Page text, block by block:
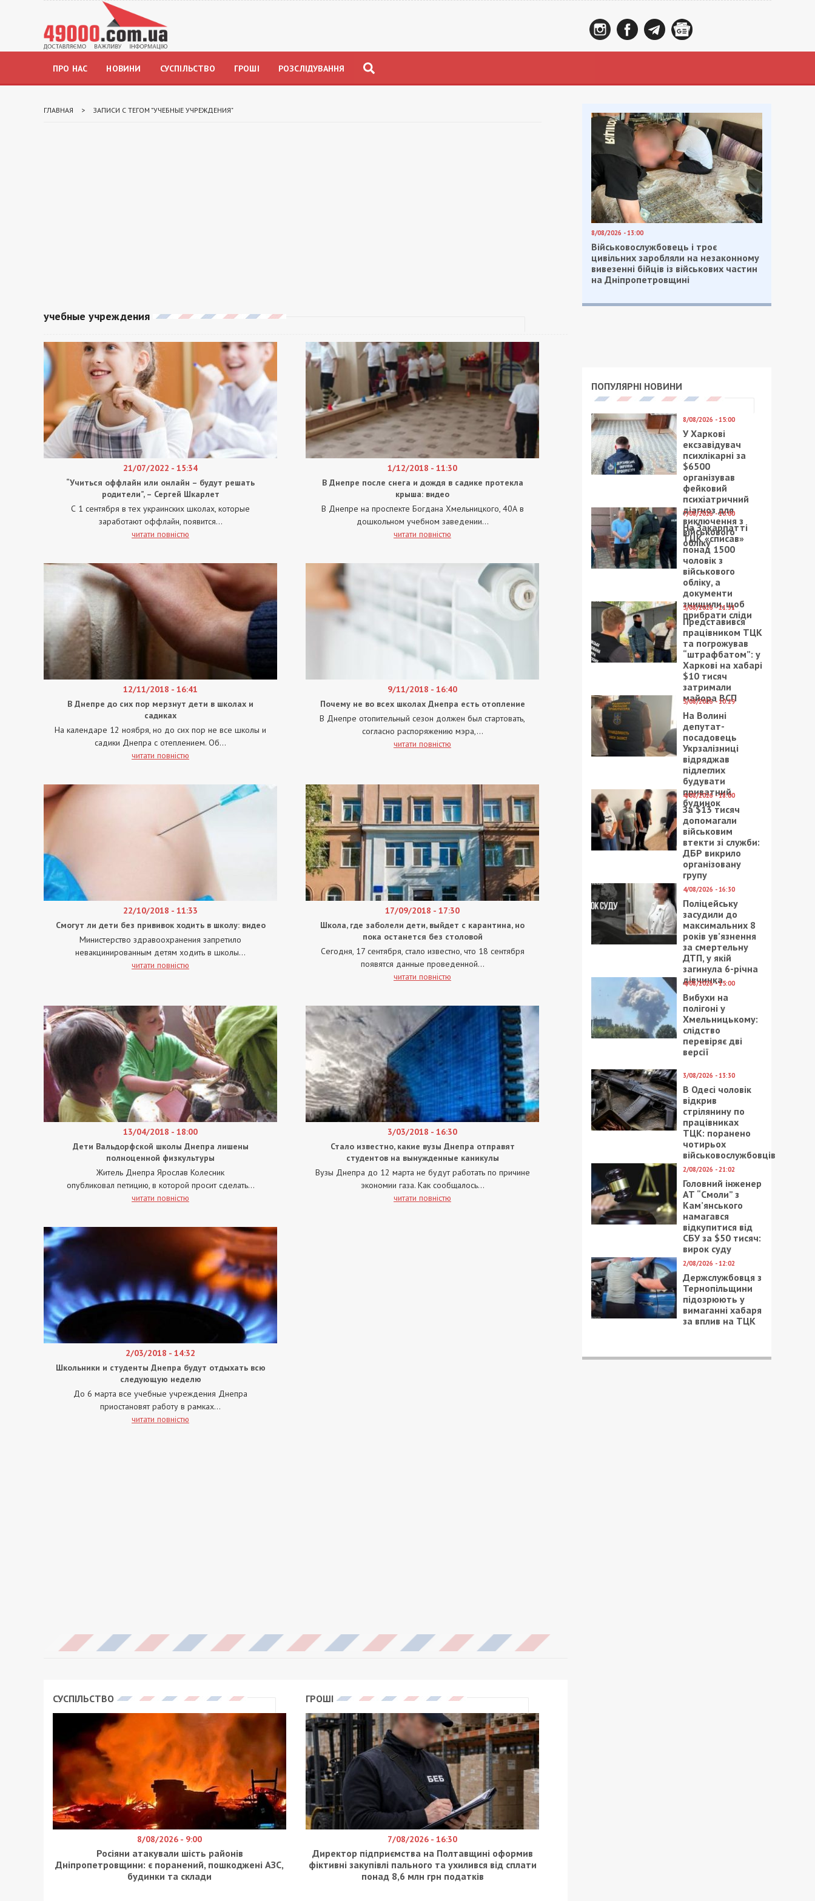
ПРО НАС НОВИНИ СУСПІЛЬСТВО ГРОШІ РОЗСЛІДУВАННЯ
ГЛАВНАЯ > ЗАПИСИ С ТЕГОМ "УЧЕБНЫЕ УЧРЕЖДЕНИЯ"
учебные учреждения
21/07/2022 - 15:34
“Учиться оффлайн или онлайн – будут решать
родители”, – Сергей Шкарлет
С 1 сентября в тех украинских школах, которые
заработают оффлайн, появится...
читати повністю
1/12/2018 - 11:30
В Днепре после снега и дождя в садике протекла
крыша: видео
В Днепре на проспекте Богдана Хмельницкого, 40А в
дошкольном учебном заведении...
читати повністю
12/11/2018 - 16:41
В Днепре до сих пор мерзнут дети в школах и
садиках
На календаре 12 ноября, но до сих пор не все школы и
садики Днепра с отеплением. Об...
читати повністю
9/11/2018 - 16:40
Почему не во всех школах Днепра есть отопление
В Днепре отопительный сезон должен был стартовать,
согласно распоряжению мэра,...
читати повністю
22/10/2018 - 11:33
Смогут ли дети без прививок ходить в школу: видео
Министерство здравоохранения запретило
невакцинированным детям ходить в школы...
читати повністю
17/09/2018 - 17:30
Школа, где заболели дети, выйдет с карантина, но
пока останется без столовой
Сегодня, 17 сентября, стало известно, что 18 сентября
появятся данные проведенной...
читати повністю
13/04/2018 - 18:00
Дети Вальдорфской школы Днепра лишены
полноценной физкультуры
Житель Днепра Ярослав Колесник
опубликовал петицию, в которой просит сделать...
читати повністю
3/03/2018 - 16:30
Стало известно, какие вузы Днепра отправят
студентов на вынужденные каникулы
Вузы Днепра до 12 марта не будут работать по причине
экономии газа. Как сообщалось...
читати повністю
2/03/2018 - 14:32
Школьники и студенты Днепра будут отдыхать всю
следующую неделю
До 6 марта все учебные учреждения Днепра
приостановят работу в рамках...
читати повністю
СУСПІЛЬСТВО
8/08/2026 - 9:00
Росіяни атакували шість районів
Дніпропетровщини: є поранений, пошкоджені АЗС,
будинки та склади
ГРОШІ
7/08/2026 - 16:30
Директор підприємства на Полтавщині оформив
фіктивні закупівлі пального та ухилився від сплати
понад 8,6 млн грн податків
8/08/2026 - 13:00
Військовослужбовець і троє
цивільних заробляли на незаконному
вивезенні бійців із військових частин
на Дніпропетровщині
ПОПУЛЯРНІ НОВИНИ
8/08/2026 - 15:00
У Харкові
ексзавідувач
психлікарні за
$6500
організував
фейковий
психіатричний
діагноз для
виключення з
військового
обліку
7/08/2026 - 15:00
На Закарпатті
ТЦК «списав»
понад 1500
чоловік з
військового
обліку, а
документи
знищили, щоб
прибрати сліди
5/08/2026 - 21:31
Представився
працівником ТЦК
та погрожував
“штрафбатом”: у
Харкові на хабарі
$10 тисяч
затримали
майора ВСП
5/08/2026 - 10:29
На Волині
депутат-
посадовець
Укрзалізниці
відряджав
підлеглих
будувати
приватний
будинок
4/08/2026 - 18:00
За $13 тисяч
допомагали
військовим
втекти зі служби:
ДБР викрило
організовану
групу
4/08/2026 - 16:30
Поліцейську
засудили до
максимальних 8
років ув’язнення
за смертельну
ДТП, у якій
загинула 6-річна
дівчинка
4/08/2026 - 15:00
Вибухи на
полігоні у
Хмельницькому:
слідство
перевіряє дві
версії
3/08/2026 - 13:30
В Одесі чоловік
відкрив
стрілянину по
працівниках
ТЦК: поранено
чотирьох
військовослужбовців
2/08/2026 - 21:02
Головний інженер
АТ “Смоли” з
Кам’янського
намагався
відкупитися від
СБУ за $50 тисяч:
вирок суду
2/08/2026 - 12:02
Держслужбовця з
Тернопільщини
підозрюють у
вимаганні хабаря
за вплив на ТЦК